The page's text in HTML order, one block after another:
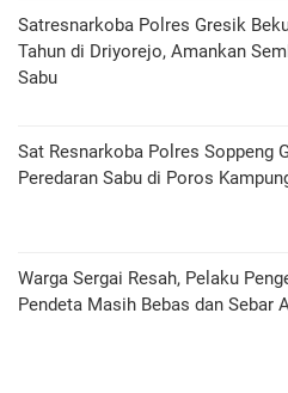
Satresnarkoba Polres Gresik
Tahun di Driyorejo, Amankan
Sabu
Sat Resnarkoba Polres Soppeng
Peredaran Sabu di Poros
Warga Sergai Resah, Pelaku
Pendeta Masih Bebas dan Sebar